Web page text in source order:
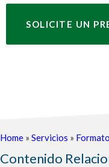
SOLICITE UN
Home » Servicios »
Contenido